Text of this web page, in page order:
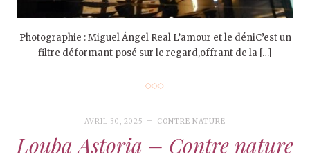
Photographie : Miguel Ángel Real L’amour et le déniC’est un
filtre déformant posé sur le regard,offrant de la […]
AVRIL 30, 2025 CONTRE NATURE
Louba Astoria – Contre nature